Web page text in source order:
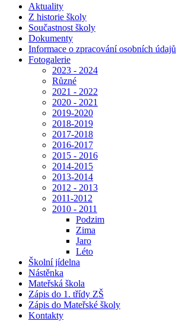
Aktuality
Z historie školy
Součastnost školy
Dokumenty
Informace o zpracování osobních údajů
Fotogalerie
2023 - 2024
Různé
2021 - 2022
2020 - 2021
2019-2020
2018-2019
2017-2018
2016-2017
2015 - 2016
2014-2015
2013-2014
2012 - 2013
2011-2012
2010 - 2011
Podzim
Zima
Jaro
Léto
Školní jídelna
Nástěnka
Mateřská škola
Zápis do 1. třídy ZŠ
Zápis do Mateřské školy
Kontakty